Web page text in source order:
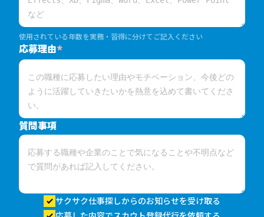
使用されている年数を実務・習得に分けてご記入ください
応募理由*
質問事項
サクサク仕事探しからのお知らせを受け取る